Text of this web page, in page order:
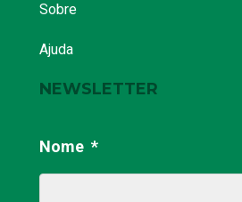
Sobre
Ajuda
NEWSLETTER
Nome *